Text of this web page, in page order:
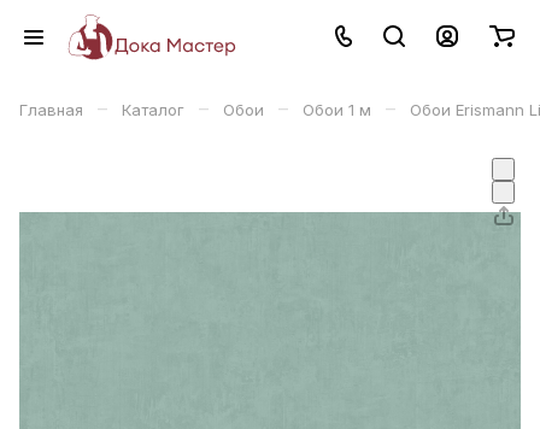
Главная – Каталог – Обои – Обои 1 м – Обои Erismann